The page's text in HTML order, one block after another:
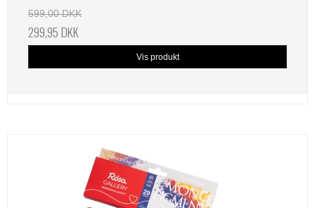
599,00 DKK
299,95 DKK
Vis produkt